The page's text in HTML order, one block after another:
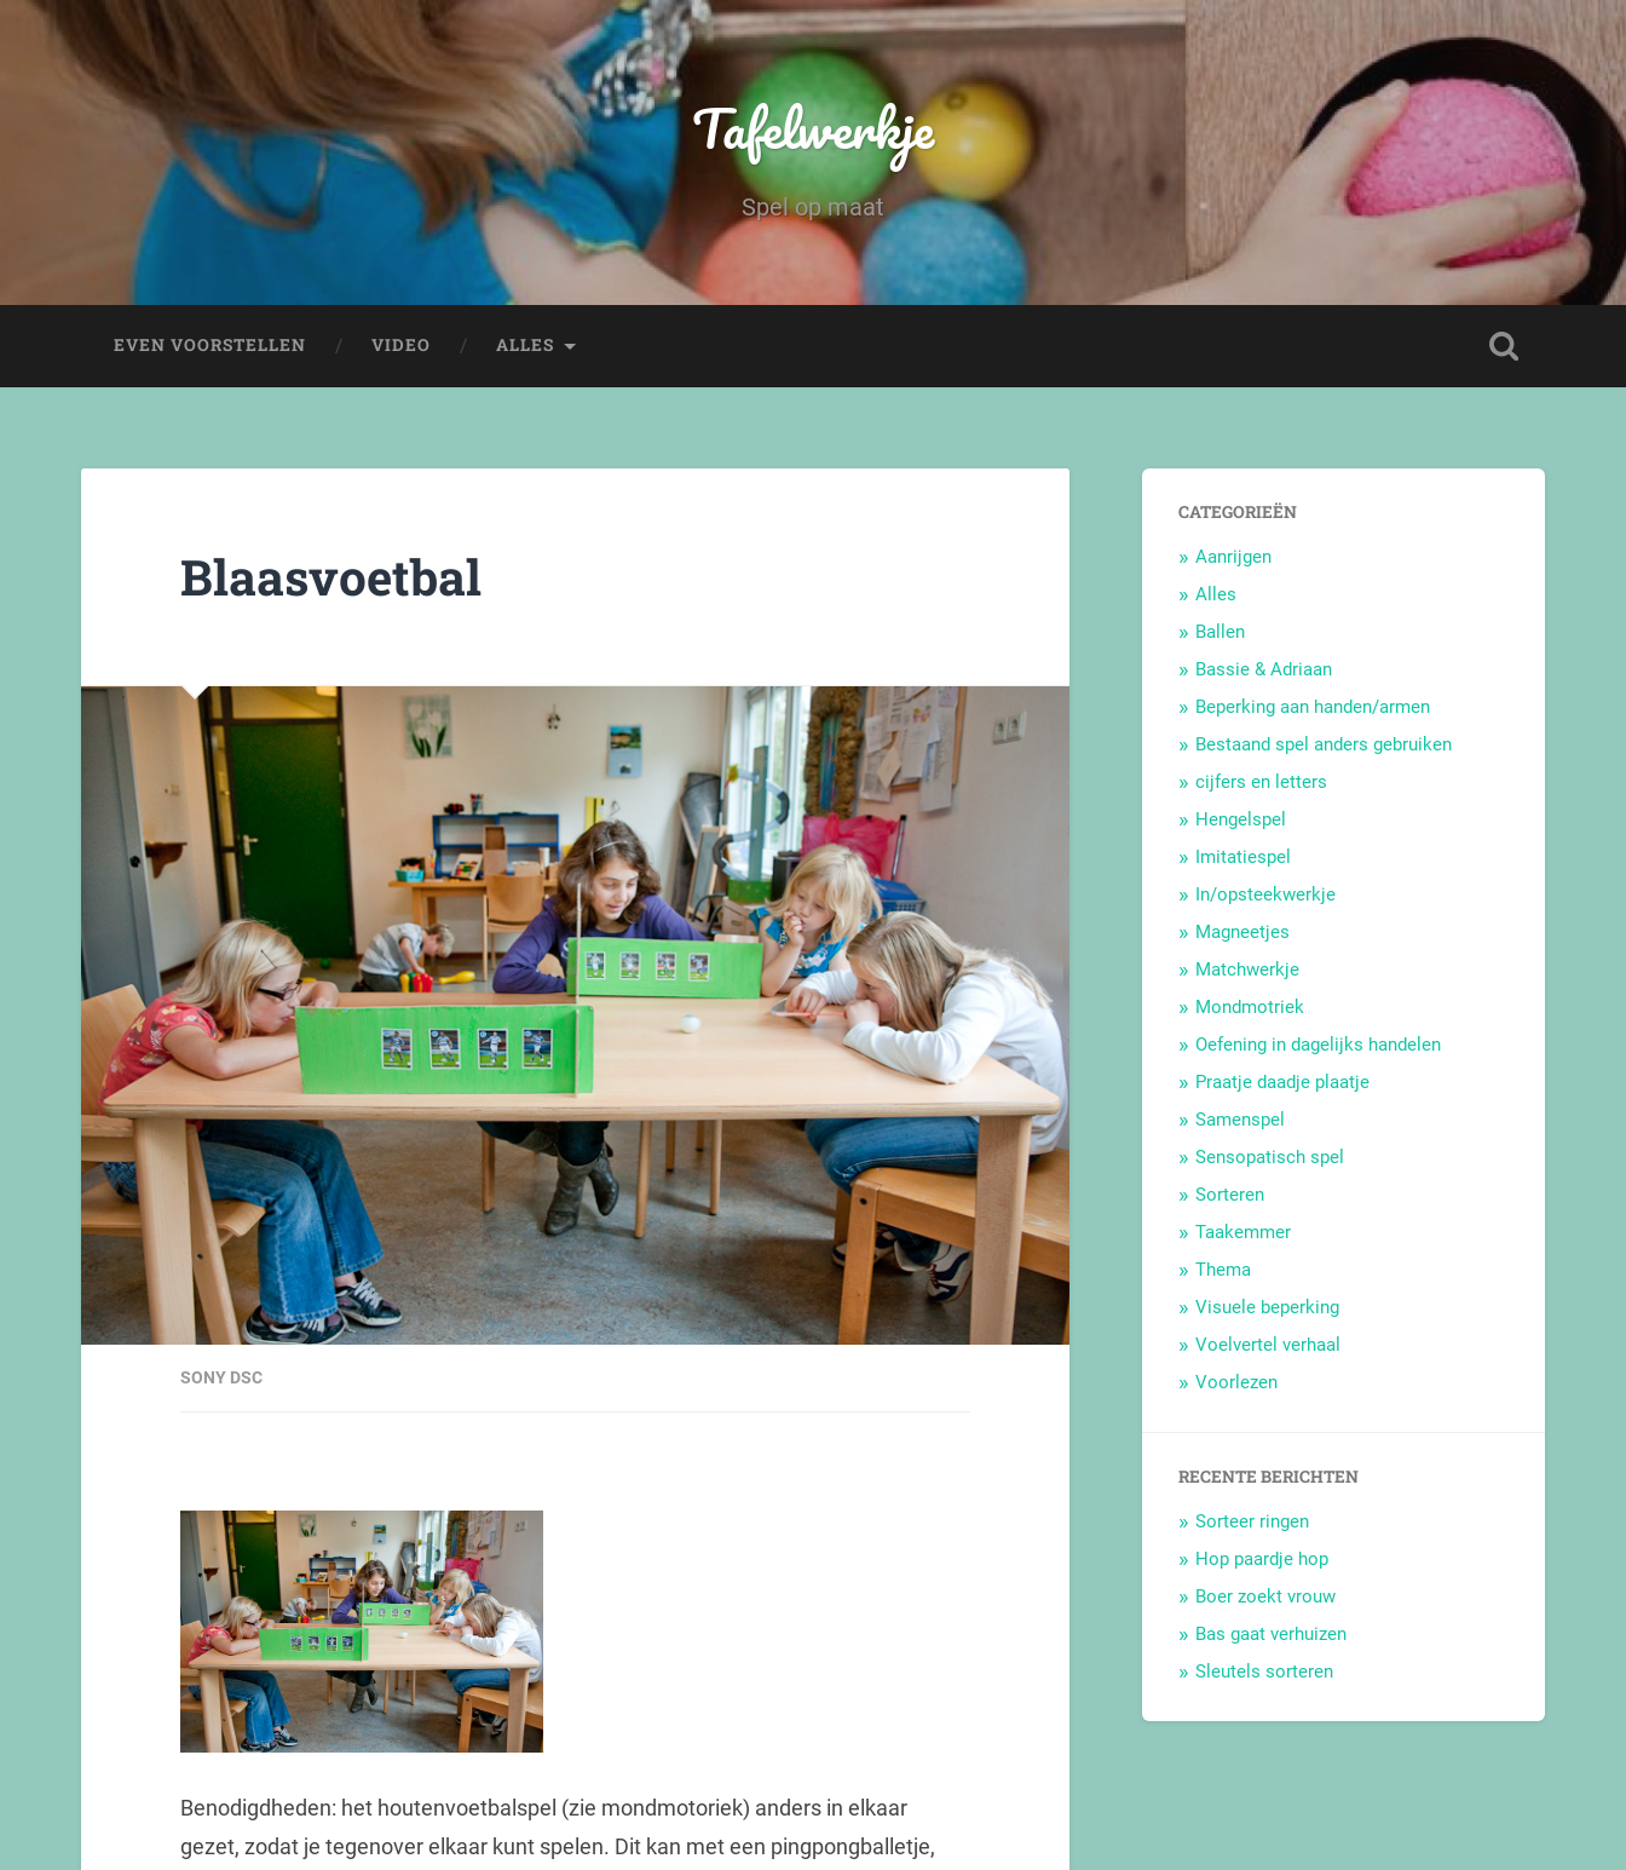
Tafelwerkje
Spel op maat
EVEN VOORSTELLEN VIDEO ALLES
Blaasvoetbal
SONY DSC
Benodigdheden: het houtenvoetbalspel (zie mondmotoriek) anders in elkaar
gezet, zodat je tegenover elkaar kunt spelen. Dit kan met een pingpongballetje,
CATEGORIEËN
Aanrijgen
Alles
Ballen
Bassie & Adriaan
Beperking aan handen/armen
Bestaand spel anders gebruiken
cijfers en letters
Hengelspel
Imitatiespel
In/opsteekwerkje
Magneetjes
Matchwerkje
Mondmotriek
Oefening in dagelijks handelen
Praatje daadje plaatje
Samenspel
Sensopatisch spel
Sorteren
Taakemmer
Thema
Visuele beperking
Voelvertel verhaal
Voorlezen
RECENTE BERICHTEN
Sorteer ringen
Hop paardje hop
Boer zoekt vrouw
Bas gaat verhuizen
Sleutels sorteren